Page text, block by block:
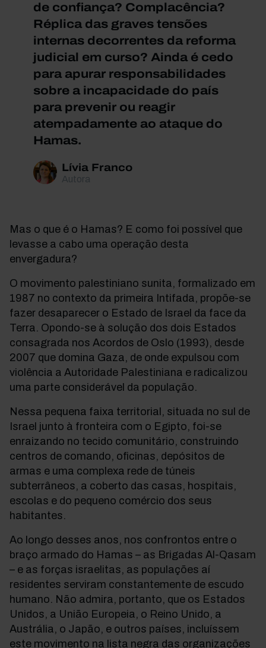
de confiança? Complacência?
Réplica das graves tensões
internas decorrentes da reforma
judicial em curso? Ainda é cedo
para apurar responsabilidades
sobre a incapacidade do país
para prevenir ou reagir
atempadamente ao ataque do
Hamas.
Lívia Franco
Autora
Mas o que é o Hamas? E como foi possível que
levasse a cabo uma operação desta
envergadura?
O movimento palestiniano sunita, formalizado em
1987 no contexto da primeira Intifada, propõe-se
fazer desaparecer o Estado de Israel da face da
Terra. Opondo-se à solução dos dois Estados
consagrada nos Acordos de Oslo (1993), desde
2007 que domina Gaza, de onde expulsou com
violência a Autoridade Palestiniana e radicalizou
uma parte considerável da população.
Nessa pequena faixa territorial, situada no sul de
Israel junto à fronteira com o Egipto, foi-se
enraizando no tecido comunitário, construindo
centros de comando, oficinas, depósitos de
armas e uma complexa rede de túneis
subterrâneos, a coberto das casas, hospitais,
escolas e do pequeno comércio dos seus
habitantes.
Ao longo desses anos, nos confrontos entre o
braço armado do Hamas – as Brigadas Al-Qasam
– e as forças israelitas, as populações aí
residentes serviram constantemente de escudo
humano. Não admira, portanto, que os Estados
Unidos, a União Europeia, o Reino Unido, a
Austrália, o Japão, e outros países, incluíssem
este movimento na lista negra das organizações